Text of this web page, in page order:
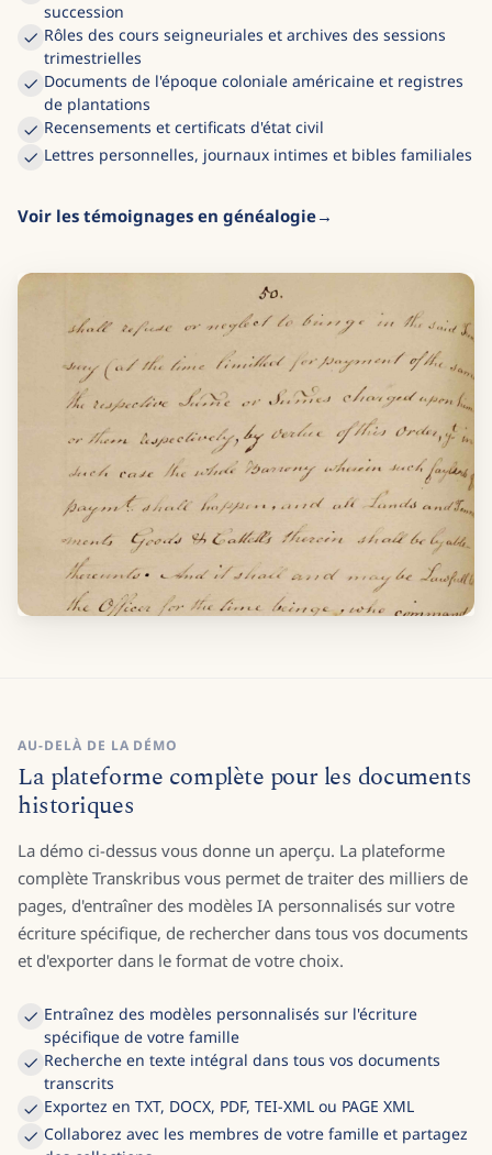
succession
Rôles des cours seigneuriales et archives des sessions
trimestrielles
Documents de l'époque coloniale américaine et registres
de plantations
Recensements et certificats d'état civil
Lettres personnelles, journaux intimes et bibles familiales
Voir les témoignages en généalogie
AU-DELÀ DE LA DÉMO
La plateforme complète pour les documents
historiques
La démo ci-dessus vous donne un aperçu. La plateforme
complète Transkribus vous permet de traiter des milliers de
pages, d'entraîner des modèles IA personnalisés sur votre
écriture spécifique, de rechercher dans tous vos documents
et d'exporter dans le format de votre choix.
Entraînez des modèles personnalisés sur l'écriture
spécifique de votre famille
Recherche en texte intégral dans tous vos documents
transcrits
Exportez en TXT, DOCX, PDF, TEI-XML ou PAGE XML
Collaborez avec les membres de votre famille et partagez